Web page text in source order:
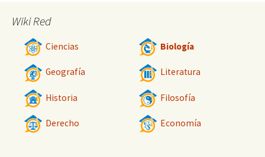
Wiki Red
Ciencias Biología
Geografía Literatura
Historia Filosofía
Derecho Economía